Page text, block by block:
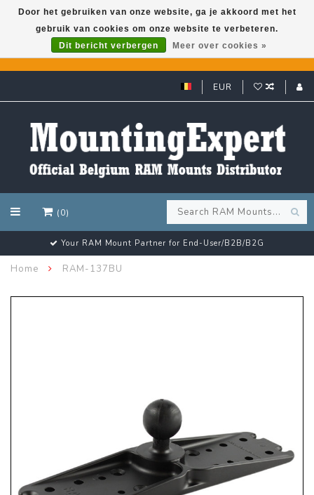
GARMIN GPS met een superkorting tot 50%? Klik hier!
EUR
(0)
Your RAM Mount Partner for End-User/B2B/B2G
Home RAM-137BU
Door het gebruiken van onze website, ga je akkoord met het
gebruik van cookies om onze website te verbeteren.
Dit bericht verbergen
Meer over cookies »